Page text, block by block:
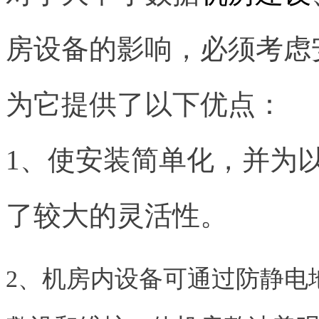
房设备的影响，必须考
为它提供了以下优点：
1、使安装简单化，并为
了较大的灵活性。
2、机房内设备可通过防静